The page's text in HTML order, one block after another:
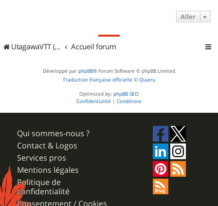
Aller
UtagawaVTT (Randos VTT et VTTAE avec traces GPS) Accueil forum
Développé par phpBB® Forum Software © phpBB Limited
Traduction française officielle © Qiaeru
Optimized by: phpBB SEO
Confidentialité | Conditions
Qui sommes-nous ?
Contact & Logos
Services pros
Mentions légales
Politique de
confidentialité
Consentement / Cookies